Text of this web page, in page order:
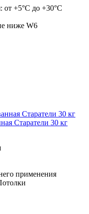
от +5°С до +30°С
ниже W6
Старатели 30 кг
применения